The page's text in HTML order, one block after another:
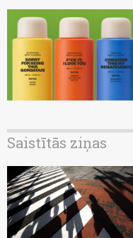
Saistītās ziņas